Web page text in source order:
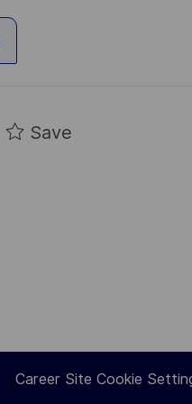
Save
Career Site Cookie